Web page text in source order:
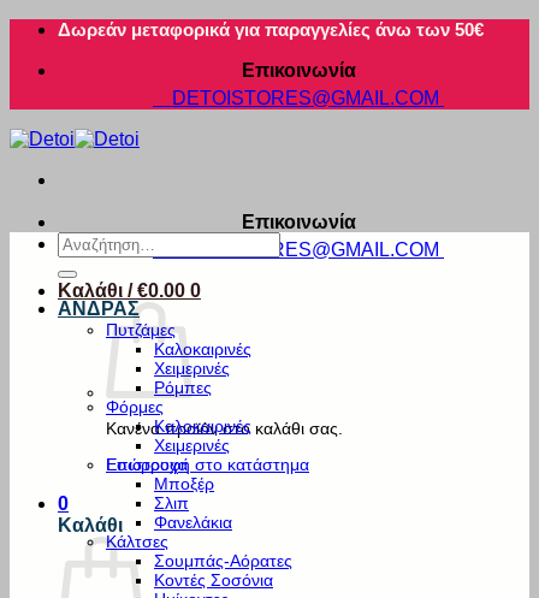
Μετάβαση
περιεχόμενο
Δωρεάν μεταφορικά για παραγγελίες άνω των 50€
Επικοινωνία
DETOISTORES@GMAIL.COM
Επικοινωνία
DETOISTORES@GMAIL.COM
Καλάθι /€0.00 0
Κανένα προϊόν στο καλάθι σας.
Επιστροφή στο κατάστημα
0
Καλάθι
Αναζήτηση
για:
ΑΝΔΡΑΣ
Πυτζάμες
Καλοκαιρινές
Χειμερινές
Ρόμπες
Φόρμες
Καλοκαιρινές
Χειμερινές
Εσώρουχα
Μποξέρ
Σλιπ
Φανελάκια
Κάλτσες
Σουμπάς-Αόρατες
Κοντές Σοσόνια